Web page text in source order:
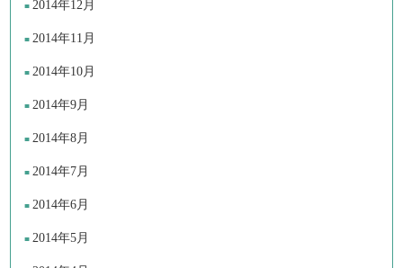
2014年12月
2014年11月
2014年10月
2014年9月
2014年8月
2014年7月
2014年6月
2014年5月